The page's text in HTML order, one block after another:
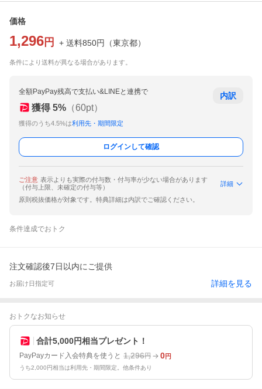
価格
1,296 円 + 送料850円 （東京都）
条件により送料が異なる場合があります。
全額PayPay残高で支払い&LINEと連携で
獲得 5% （60pt）
獲得のうち4.5%は利用先・期間限定
内訳
ログインして確認
ご注意 表示よりも実際の付与数・付与率が少ない場合があります
（付与上限、未確定の付与等）
詳細
原則税抜価格が対象です。特典詳細は内訳でご確認ください。
条件達成でおトク
注文確認後7日以内にご提供
お届け日指定可 詳細を見る
おトクなお知らせ
合計5,000円相当プレゼント！
PayPayカード入会特典を使うと 1,296円 0円
うち2,000円相当は利用先・期間限定。他条件あり